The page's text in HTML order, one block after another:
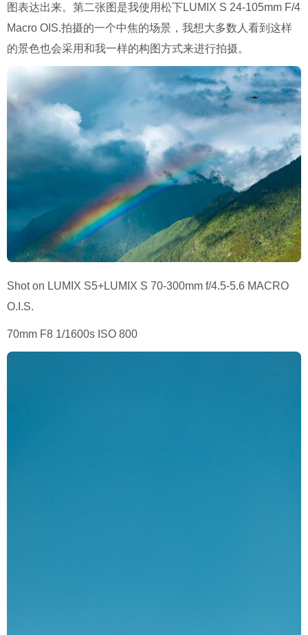
图表达出来。第二张图是我使用松下LUMIX S 24-105mm F/4
Macro OIS.拍摄的一个中焦的场景，我想大多数人看到这样
的景色也会采用和我一样的构图方式来进行拍摄。
Shot on LUMIX S5+LUMIX S 70-300mm f/4.5-5.6 MACRO
O.I.S.
70mm F8 1/1600s ISO 800